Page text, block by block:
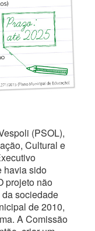
(PSOL),
Cultural e
havia sido
projeto não
sociedade
de 2010,
A Comissão